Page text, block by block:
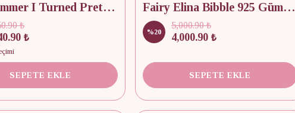
The Summer I Turned Pretty Charm Bileklik
₺
₺
SEPETE EKLE
Fairy Elina Bibble 925 Gümüş Kolye, Bileklik ve Yüzük Set
%20
5,000.90 ₺
4,000.90 ₺
SEPETE EKLE